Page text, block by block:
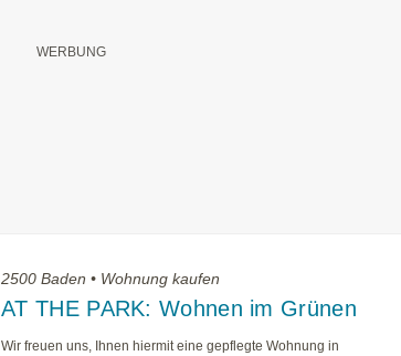
2500 Baden • Wohnung kaufen
AT THE PARK: Wohnen im Grünen
Wir freuen uns, Ihnen hiermit eine gepflegte Wohnung in